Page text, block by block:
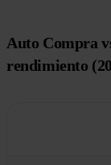
Auto Compra
rendimiento